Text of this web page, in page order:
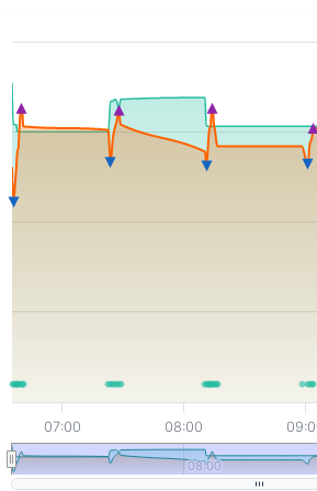
Combination chart with 17 data series.
VIEW AS DATA TABLE, CHART
The chart has 2 X axes displaying Time,
The chart has 2 Y axes displaying
07:00 08:00
08:00
08:00